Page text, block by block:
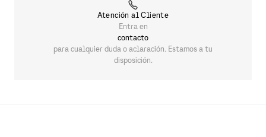
Atención al Cliente
Entra en
contacto
para cualquier duda o aclaración. Estamos a tu
disposición.